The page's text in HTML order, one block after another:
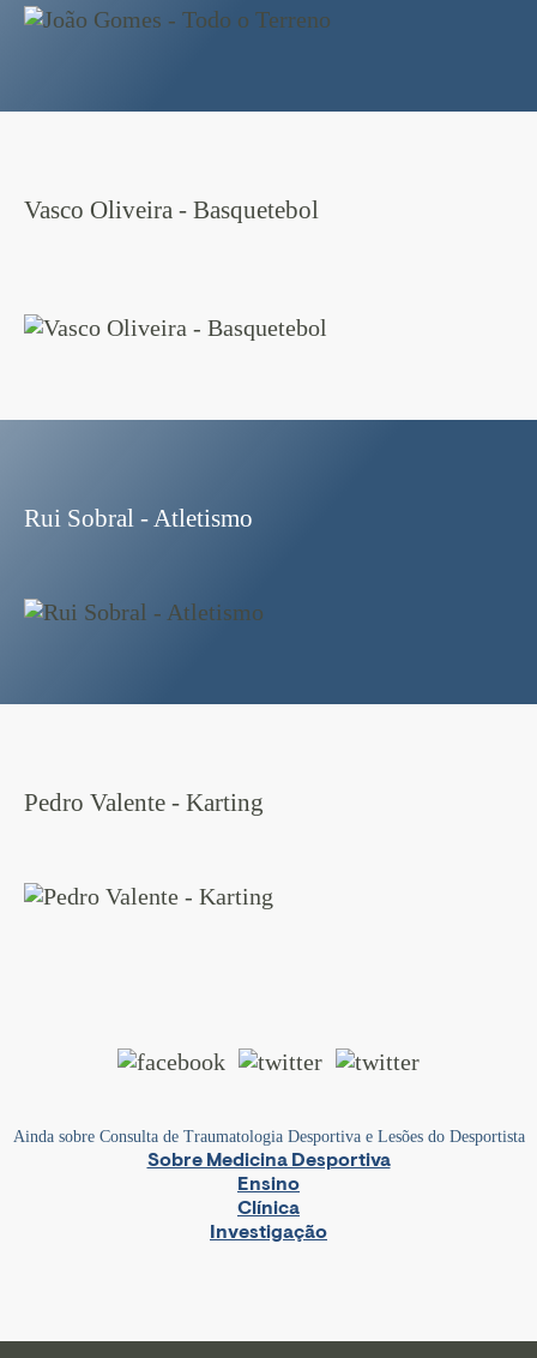
Vasco Oliveira - Basquetebol
Rui Sobral - Atletismo
Pedro Valente - Karting
Ainda sobre Consulta de Traumatologia Desportiva e Lesões do Desportista
Sobre Medicina Desportiva
Ensino
Clí­nica
Investigação